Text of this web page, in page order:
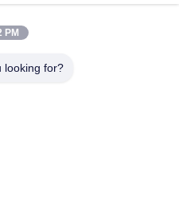
PM
looking for?